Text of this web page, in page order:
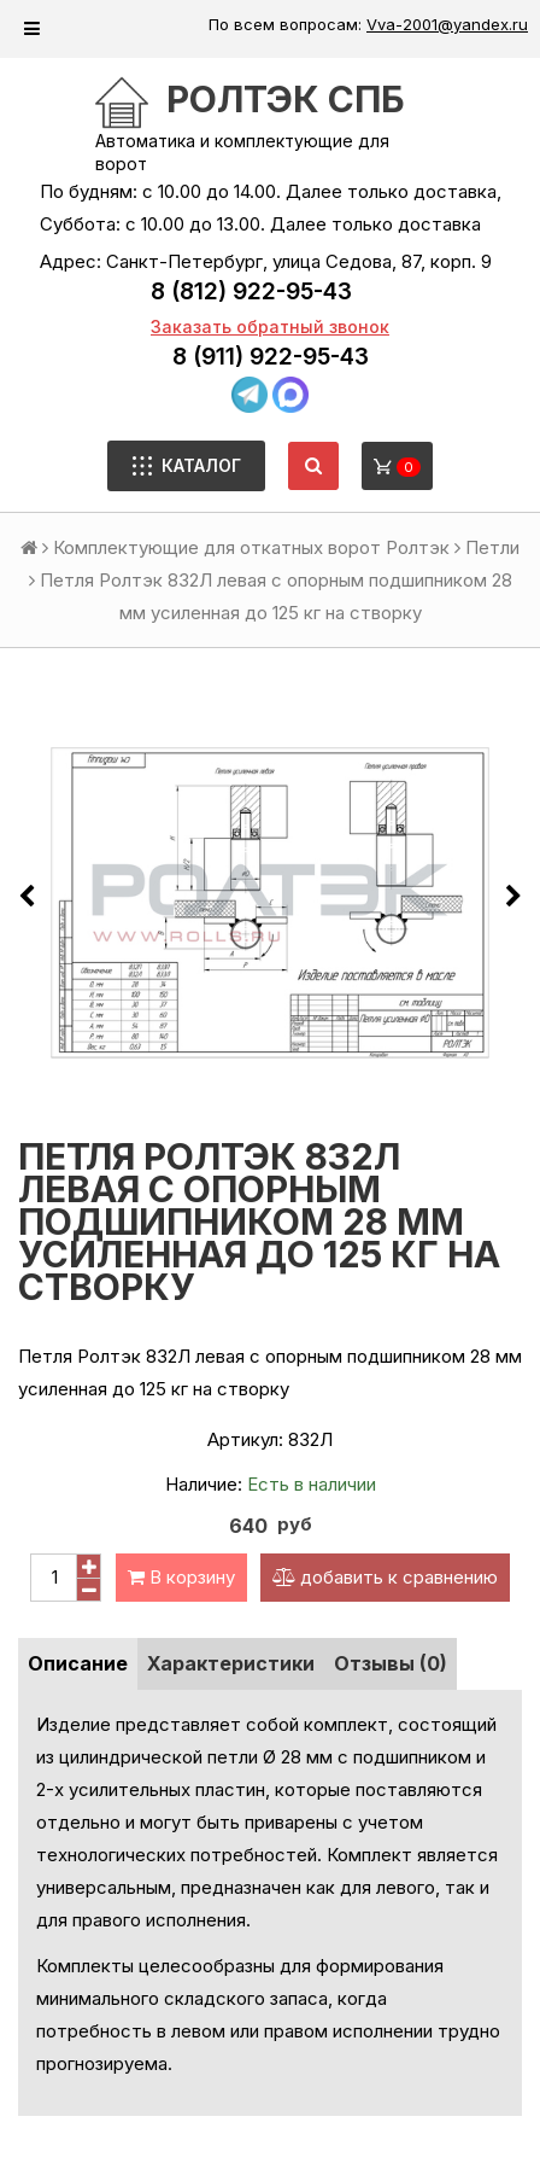
По всем вопросам: Vva-2001@yandex.ru
РОЛТЭК СПБ
Автоматика и комплектующие для
ворот
По будням: с 10.00 до 14.00. Далее только доставка,
Суббота: с 10.00 до 13.00. Далее только доставка
Адрес: Санкт-Петербург, улица Седова, 87, корп. 9
8 (812) 922-95-43
Заказать обратный звонок
8 (911) 922-95-43
КАТАЛОГ 0
Комплектующие для откатных ворот Ролтэк
Петли
Петля Ролтэк 832Л левая с опорным подшипником 28
мм усиленная до 125 кг на створку
ПЕТЛЯ РОЛТЭК 832Л
ЛЕВАЯ С ОПОРНЫМ
ПОДШИПНИКОМ 28 ММ
УСИЛЕННАЯ ДО 125 КГ НА
СТВОРКУ
Петля Ролтэк 832Л левая с опорным подшипником 28 мм
усиленная до 125 кг на створку
Артикул: 832Л
Наличие: Есть в наличии
640 руб
В корзину добавить к сравнению
Описание Характеристики Отзывы (0)
Изделие представляет собой комплект, состоящий
из цилиндрической петли Ø 28 мм с подшипником и
2-х усилительных пластин, которые поставляются
отдельно и могут быть приварены с учетом
технологических потребностей. Комплект является
универсальным, предназначен как для левого, так и
для правого исполнения.
Комплекты целесообразны для формирования
минимального складского запаса, когда
потребность в левом или правом исполнении трудно
прогнозируема.